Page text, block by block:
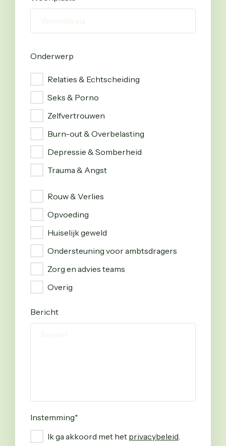
Onderwerp
Onderwerp
Relaties & Echtscheiding
Seks & Porno
Zelfvertrouwen
Burn-out & Overbelasting
Depressie & Somberheid
Trauma & Angst
Onderwerp
Rouw & Verlies
Opvoeding
Huiselijk geweld
Ondersteuning voor ambtsdragers
Zorg en advies teams
Overig
Bericht
Instemming*
Ik ga akkoord met het privacybeleid.